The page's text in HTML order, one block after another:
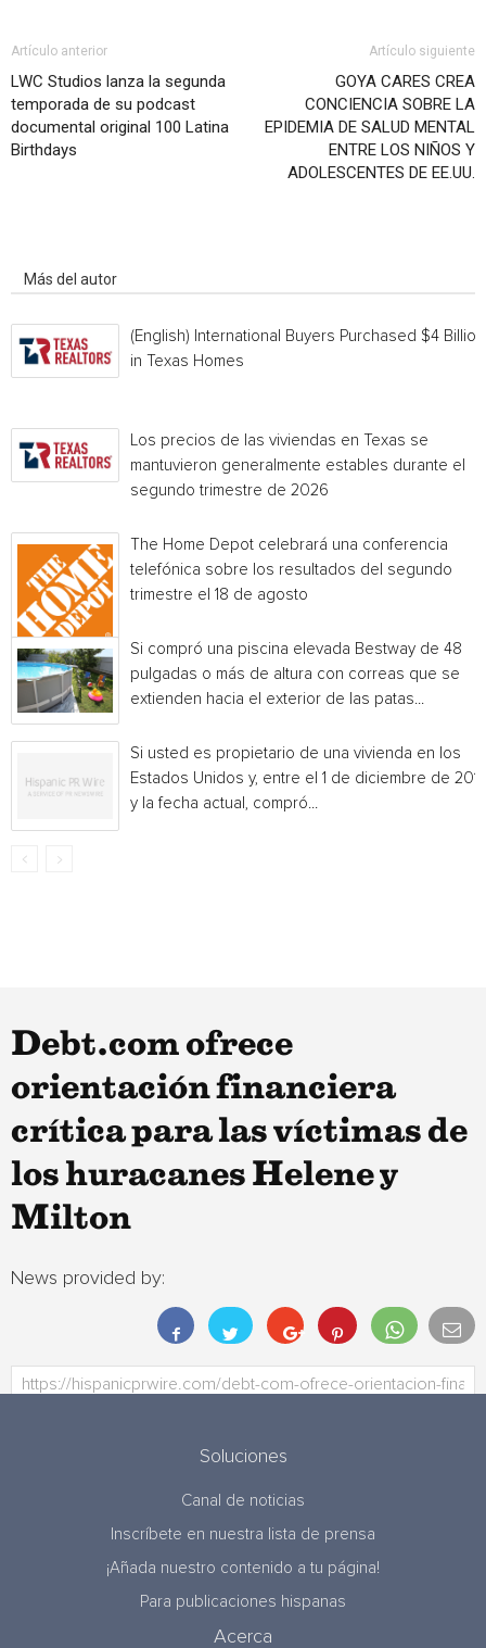
Artículo anterior
LWC Studios lanza la segunda
temporada de su podcast
documental original 100 Latina
Birthdays
Artículo siguiente
GOYA CARES CREA
CONCIENCIA SOBRE LA
EPIDEMIA DE SALUD MENTAL
ENTRE LOS NIÑOS Y
ADOLESCENTES DE EE.UU.
Más del autor
(English) International Buyers Purchased $4 Billion
in Texas Homes
Los precios de las viviendas en Texas se
mantuvieron generalmente estables durante el
segundo trimestre de 2026
The Home Depot celebrará una conferencia
telefónica sobre los resultados del segundo
trimestre el 18 de agosto
Si compró una piscina elevada Bestway de 48
pulgadas o más de altura con correas que se
extienden hacia el exterior de las patas...
Si usted es propietario de una vivienda en los
Estados Unidos y, entre el 1 de diciembre de
y la fecha actual, compró...
Debt.com ofrece
orientación financiera
crítica para las víctimas de
los huracanes Helene y
Milton
News provided by:
Soluciones
Canal de noticias
Inscríbete en nuestra lista de prensa
¡Añada nuestro contenido a tu página!
Para publicaciones hispanas
Acerca